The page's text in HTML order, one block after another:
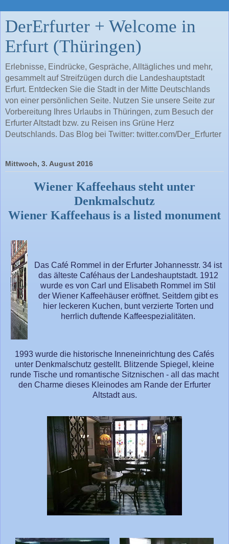
DerErfurter + Welcome in
Erfurt (Thüringen)
Erlebnisse, Eindrücke, Gespräche, Alltägliches und mehr,
gesammelt auf Streifzügen durch die Landeshauptstadt
Erfurt. Entdecken Sie die Stadt in der Mitte Deutschlands
von einer persönlichen Seite. Nutzen Sie unsere Seite zur
Vorbereitung Ihres Urlaubs in Thüringen, zum Besuch der
Erfurter Altstadt bzw. zu Reisen ins Grüne Herz
Deutschlands. Das Blog bei Twitter: twitter.com/Der_Erfurter
Mittwoch, 3. August 2016
Wiener Kaffeehaus steht unter
Denkmalschutz
Wiener Kaffeehaus is a listed monument
Das Café Rommel in der Erfurter Johannesstr. 34 ist
das älteste Caféhaus der Landeshauptstadt. 1912
wurde es von Carl und Elisabeth Rommel im Stil
der Wiener Kaffeehäuser eröffnet. Seitdem gibt es
hier leckeren Kuchen, bunt verzierte Torten und
herrlich duftende Kaffeespezialitäten.
1993 wurde die historische Inneneinrichtung des Cafés
unter Denkmalschutz gestellt. Blitzende Spiegel, kleine
runde Tische und romantische Sitznischen - all das macht
den Charme dieses Kleinodes am Rande der Erfurter
Altstadt aus.